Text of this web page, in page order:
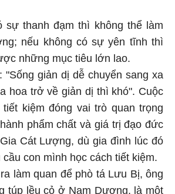
sự thanh đạm thì không thể làm
nếu không có sự yên tĩnh thì
những mục tiêu lớn lao.
"Sống giản dị dễ chuyển sang xa
hoa trở về giản dị thì khó". Cuộc
kiệm đóng vai trò quan trọng
phẩm chất và giá trị đạo đức
Cát Lượng, dù gia đình lúc đó
con mình học cách tiết kiệm.
làm quan để phò tá Lưu Bị, ông
túp lều cỏ ở Nam Dương, là một